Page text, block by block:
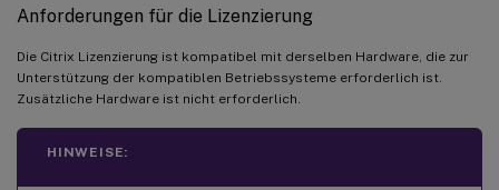
Anforderungen für die Lizenzierung
Die Citrix Lizenzierung ist kompatibel mit derselben Hardware, die zur
Unterstützung der kompatiblen Betriebssysteme erforderlich ist.
Zusätzliche Hardware ist nicht erforderlich.
HINWEISE: